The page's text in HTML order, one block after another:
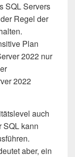
SQL Servers
Regel der
Plan
2022 nur
2022
auch
SQL kann
aber, ein